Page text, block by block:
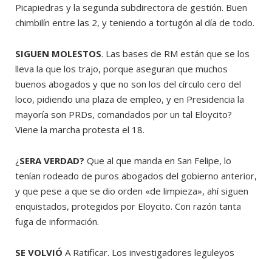
Picapiedras y la segunda subdirectora de gestión. Buen
chimbilín entre las 2, y teniendo a tortugón al día de todo.
SIGUEN MOLESTOS. Las bases de RM están que se los
lleva la que los trajo, porque aseguran que muchos
buenos abogados y que no son los del círculo cero del
loco, pidiendo una plaza de empleo, y en Presidencia la
mayoría son PRDs, comandados por un tal Eloycito?
Viene la marcha protesta el 18.
¿SERA VERDAD? Que al que manda en San Felipe, lo
tenían rodeado de puros abogados del gobierno anterior,
y que pese a que se dio orden «de limpieza», ahí siguen
enquistados, protegidos por Eloycito. Con razón tanta
fuga de información.
SE VOLVIÓ A Ratificar. Los investigadores leguleyos